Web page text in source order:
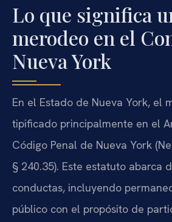
Lo que significa
merodeo en el
Nueva York
En el Estado de Nueva York, el
tipificado principalmente en el
Código Penal de Nueva York
§ 240.35). Este estatuto abarca
conductas, incluyendo
público con el propósito de